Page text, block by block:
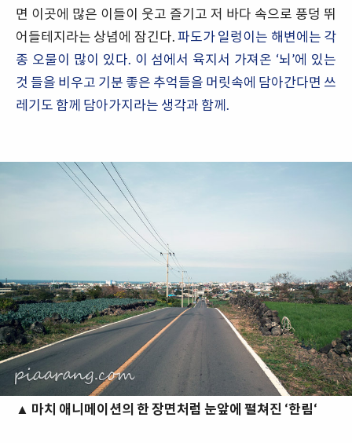
면 이곳에 많은 이들이 웃고 즐기고 저 바다 속으로 풍덩 뛰
어들테지라는 상념에 잠긴다.파도가 일렁이는 해변에는 각
종 오물이 많이 있다. 이 섬에서 육지서 가져온 ‘뇌’에 있는
것 들을 비우고 기분 좋은 추억들을 머릿속에 담아간다면 쓰
레기도 함께 담아가지라는 생각과 함께.
▲ 마치 애니메이션의 한 장면처럼 눈앞에 펼쳐진 ‘한림‘